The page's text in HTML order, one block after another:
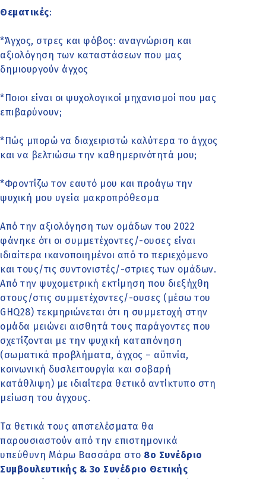
Θεματικές:
*Άγχος, στρες και φόβος: αναγνώριση και
αξιολόγηση των καταστάσεων που μας
δημιουργούν άγχος
*Ποιοι είναι οι ψυχολογικοί μηχανισμοί που μας
επιβαρύνουν;
*Πώς μπορώ να διαχειριστώ καλύτερα το άγχος
και να βελτιώσω την καθημερινότητά μου;
*Φροντίζω τον εαυτό μου και προάγω την
ψυχική μου υγεία μακροπρόθεσμα
Από την αξιολόγηση των ομάδων του 2022
φάνηκε ότι οι συμμετέχοντες/-ουσες είναι
ιδιαίτερα ικανοποιημένοι από το περιεχόμενο
και τους/τις συντονιστές/-στριες των ομάδων.
Από την ψυχομετρική εκτίμηση που διεξήχθη
στους/στις συμμετέχοντες/-ουσες (μέσω του
GHQ28) τεκμηριώνεται ότι η συμμετοχή στην
ομάδα μειώνει αισθητά τους παράγοντες που
σχετίζονται με την ψυχική καταπόνηση
(σωματικά προβλήματα, άγχος – αϋπνία,
κοινωνική δυσλειτουργία και σοβαρή
κατάθλιψη) με ιδιαίτερα θετικό αντίκτυπο στη
μείωση του άγχους.
Τα θετικά τους αποτελέσματα θα
παρουσιαστούν από την επιστημονικά
υπεύθυνη Μάρω Βασσάρα στο 8ο Συνέδριο
Συμβουλευτικής & 3ο Συνέδριο Θετικής